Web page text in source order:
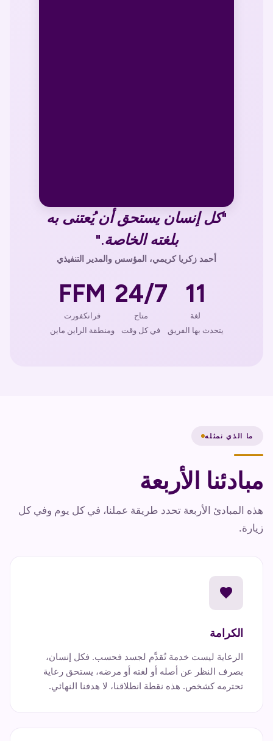
"كل إنسان يستحق أن يُعتنى به
بلغته الخاصة."
أحمد زكريا كريمي، المؤسس والمدير التنفيذي
11
لغة
يتحدث بها الفريق
24/7
متاح
في كل وقت
FFM
فرانكفورت
ومنطقة الراين ماين
ما الذي نمثله
مبادئنا الأربعة
هذه المبادئ الأربعة تحدد طريقة عملنا، في كل يوم وفي كل
زيارة.
favorite
الكرامة
الرعاية ليست خدمة تُقدَّم لجسد فحسب. فكل إنسان،
بصرف النظر عن أصله أو لغته أو مرضه، يستحق رعاية
تحترمه كشخص. هذه نقطة انطلاقنا، لا هدفنا النهائي.